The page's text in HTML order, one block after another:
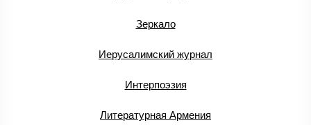
Зеркало
Иерусалимский журнал
Интерпоэзия
Литературная Армения